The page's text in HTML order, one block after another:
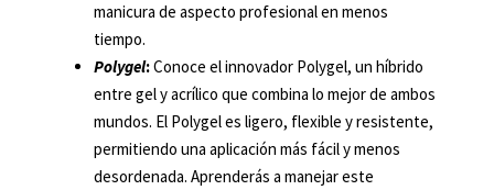
manicura de aspecto profesional en menos
tiempo.
Polygel:Conoce el innovador Polygel, un híbrido
entre gel y acrílico que combina lo mejor de ambos
mundos. El Polygel es ligero, flexible y resistente,
permitiendo una aplicación más fácil y menos
desordenada. Aprenderás a manejar este